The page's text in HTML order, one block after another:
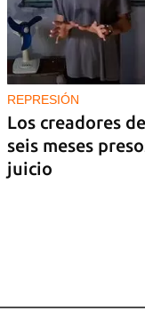
REPRESIÓN
Los creadores
seis meses
juicio